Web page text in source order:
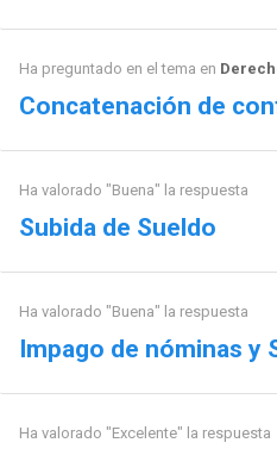
Ha preguntado en el tema en
Concatenación de
Ha valorado "Buena" la respuesta
Subida de Sueldo
Ha valorado "Buena" la respuesta
Impago de nóminas y
Ha valorado "Excelente" la respuesta